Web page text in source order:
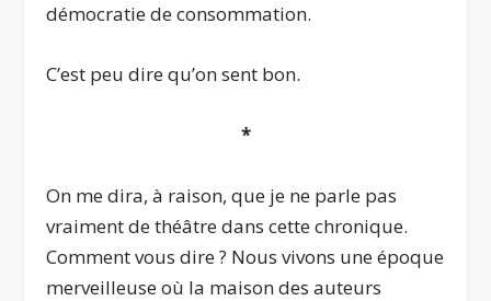
démocratie de consommation.
C’est peu dire qu’on sent bon.
*
On me dira, à raison, que je ne parle pas
vraiment de théâtre dans cette chronique.
Comment vous dire ? Nous vivons une époque
merveilleuse où la maison des auteurs